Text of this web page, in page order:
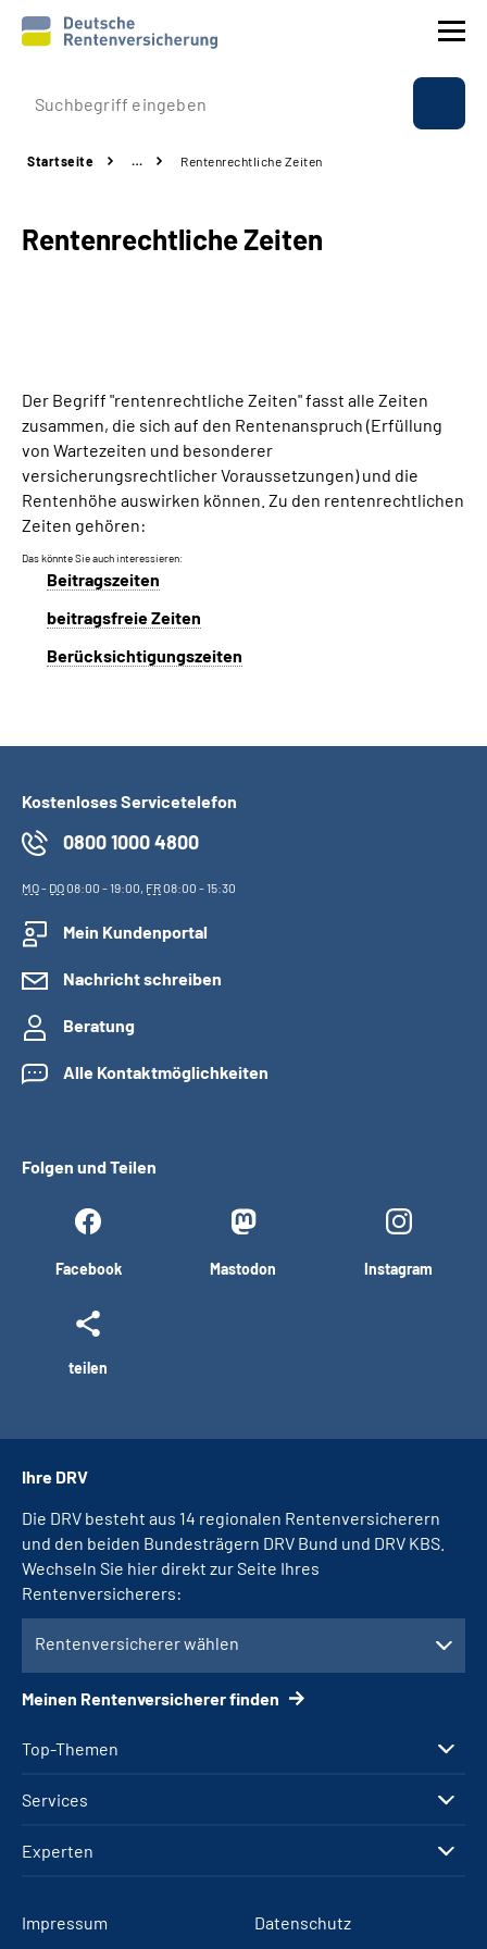
Prävention
Rente
Über uns & Presse
Online-Services
Suche
Language
Inhalte in Gebärdensprache (DGS)
Mein Kundenportal
Startseite … Rentenrechtliche Zeiten
Rentenrechtliche Zeiten
Der Begriff "rentenrechtliche Zeiten" fasst alle Zeiten
zusammen, die sich auf den Rentenanspruch (Erfüllung
von Wartezeiten und besonderer
versicherungsrechtlicher Voraussetzungen) und die
Rentenhöhe auswirken können. Zu den rentenrechtlichen
Zeiten gehören:
Das könnte Sie auch interessieren:
Beitragszeiten
beitragsfreie Zeiten
Berücksichtigungszeiten
Kostenloses Servicetelefon
0800 1000 4800
MO- DO08:00 - 19:00, FR08:00 - 15:30
Mein Kundenportal
Nachricht schreiben
Beratung
Alle Kontaktmöglichkeiten
Folgen und Teilen
Facebook Mastodon Instagram
teilen
Top-Themen
Services
Experten
Ihre DRV
Die DRV besteht aus 14 regionalen Rentenversicherern
und den beiden Bundesträgern DRV Bund und DRV KBS.
Wechseln Sie hier direkt zur Seite Ihres
Rentenversicherers:
Rentenversicherer wählen
Meinen Rentenversicherer finden
Impressum
Datenschutz